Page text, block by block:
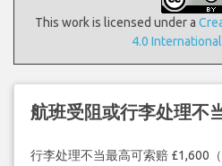
This work is licensed under a
4.0
航班受阻或行李处理不
行李处理不当最高可索赔 £1,600